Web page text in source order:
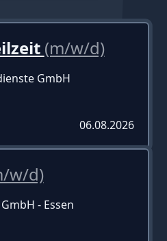
(m/w/d)
GmbH
06.08.2026
w/d)
- Essen